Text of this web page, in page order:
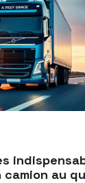
camion au